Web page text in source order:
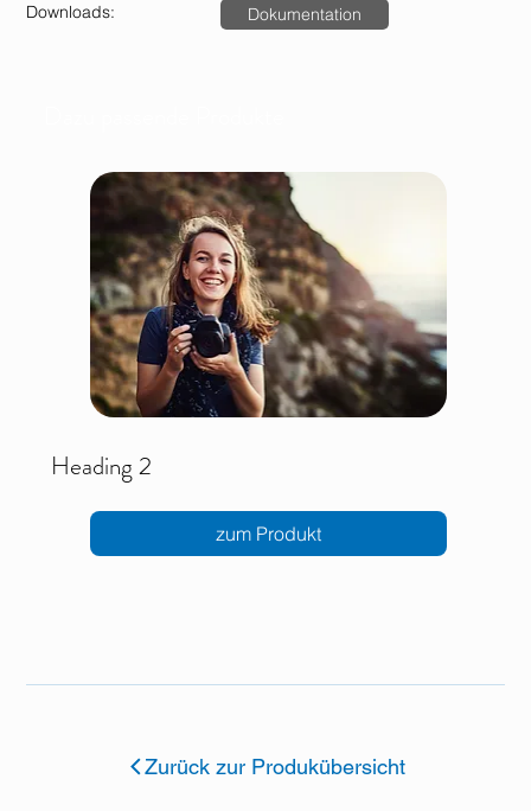
Downloads: Dokumentation
Heading 2
zum Produkt
Zurück zur Produkübersicht